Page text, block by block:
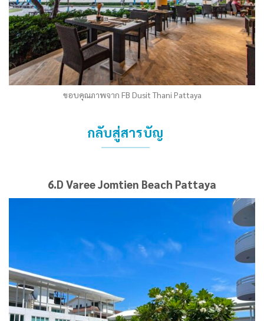
ขอบคุณภาพจาก FB Dusit Thani Pattaya
กลับสู่สารบัญ
6.D Varee Jomtien Beach Pattaya